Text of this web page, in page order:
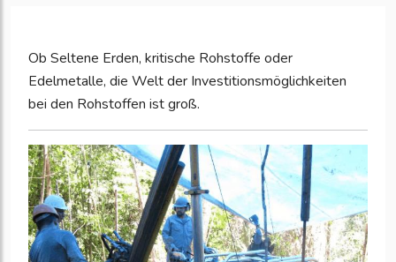
Ob Seltene Erden, kritische Rohstoffe oder
Edelmetalle, die Welt der Investitionsmöglichkeiten
bei den Rohstoffen ist groß.